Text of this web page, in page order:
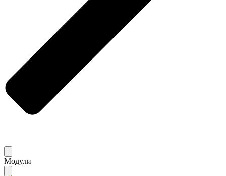
Модули